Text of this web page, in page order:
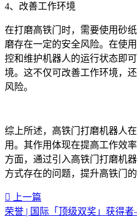
4、改善工作环境
在打磨高铁门时，需要使用砂
磨存在一定的安全风险。在使
控和维护机器人的运行状态即
境。这不仅可改善工作环境，
风险。
综上所述，高铁门打磨机器人
用。其作用体现在提高工作效
方面，通过引入高铁门打磨机
方式存在的问题，提升高铁门
上一篇
荣誉 | 国际「顶级双奖」获得